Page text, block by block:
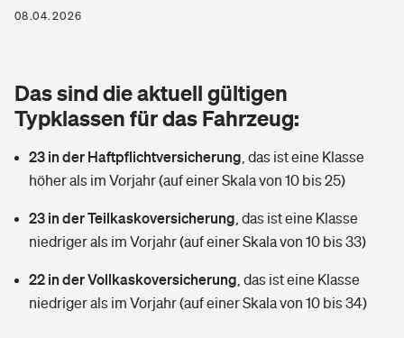
Zur Übersicht
Tools
Wer versichert was: Jetzt Versicherer finden
Sie haben Fragen?
Glasversicherung
Mietkautionsversicherung
Restkreditversicherung
Zur Übersicht
Kinderunfall­ver­si­che­rung
Kinderinvalidität
Reiseversicherung
Pferdehalter-Haftpflicht
Private Krankenversicherung
Dread-Disease-Versicherung
Tierkrankenversicherung
08.04.2026
Das sind die aktuell gültigen
Typklassen für das Fahrzeug:
23 in der Haftpflichtversicherung das ist eine Klasse
höher als im Vorjahr (auf einer Skala von 10 bis 25)
23 in der Teilkaskoversicherung das ist eine Klasse
niedriger als im Vorjahr (auf einer Skala von 10 bis 33)
22 in der Vollkaskoversicherung das ist eine Klasse
niedriger als im Vorjahr (auf einer Skala von 10 bis 34)